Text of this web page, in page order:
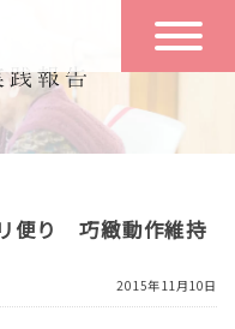
一日の流れ
空き状況
便り 巧緻動作維持
2015年11月10日